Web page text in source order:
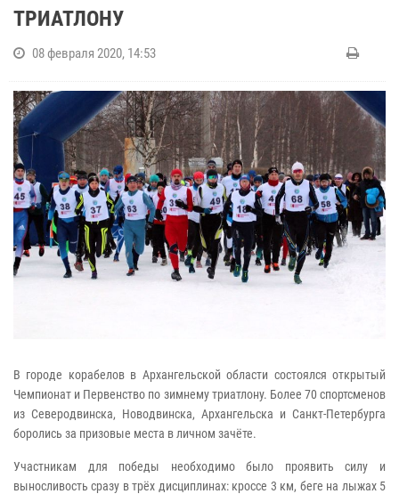
ТРИАТЛОНУ
08 февраля 2020, 14:53
В городе корабелов в Архангельской области состоялся открытый
Чемпионат и Первенство по зимнему триатлону. Более 70 спортсменов
из Северодвинска, Новодвинска, Архангельска и Санкт-Петербурга
боролись за призовые места в личном зачёте.
Участникам для победы необходимо было проявить силу и
выносливость сразу в трёх дисциплинах: кроссе 3 км, беге на лыжах 5